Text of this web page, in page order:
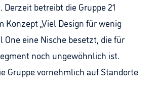
betreibt die Gruppe 21
Konzept „Viel Design für wenig
One eine Nische besetzt, die für
noch ungewöhnlich ist.
Gruppe vornehmlich auf Standorte